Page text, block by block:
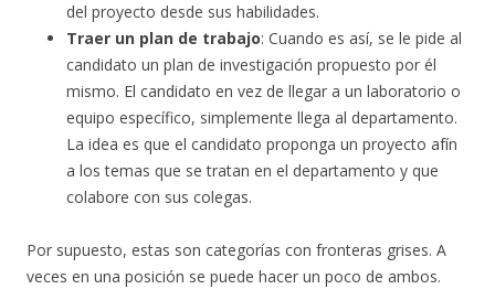
del proyecto desde sus habilidades.
Traer un plan de trabajo: Cuando es así, se le pide al
candidato un plan de investigación propuesto por él
mismo. El candidato en vez de llegar a un laboratorio o
equipo específico, simplemente llega al departamento.
La idea es que el candidato proponga un proyecto afín
a los temas que se tratan en el departamento y que
colabore con sus colegas.
Por supuesto, estas son categorías con fronteras grises. A
veces en una posición se puede hacer un poco de ambos.